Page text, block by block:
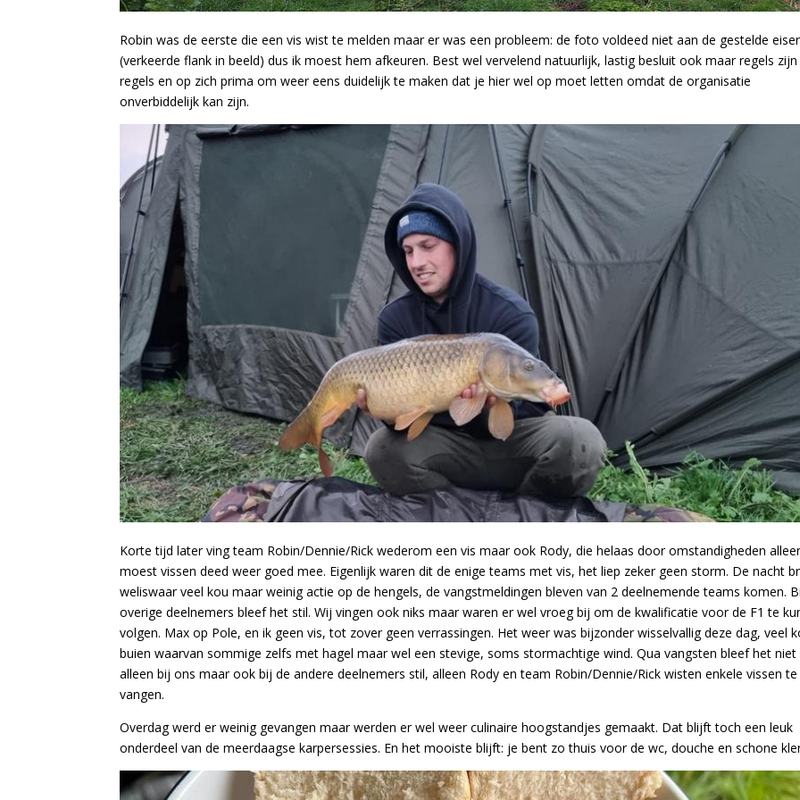
Robin was de eerste die een vis wist te melden maar er was een probleem: de foto voldeed niet aan de gestelde
(verkeerde flank in beeld) dus ik moest hem afkeuren. Best wel vervelend natuurlijk, lastig besluit ook maar regels zijn
regels en op zich prima om weer eens duidelijk te maken dat je hier wel op moet letten omdat de organisatie
onverbiddelijk kan zijn.
Korte tijd later ving team Robin/Dennie/Rick wederom een vis maar ook Rody, die helaas door omstandigheden
moest vissen deed weer goed mee. Eigenlijk waren dit de enige teams met vis, het liep zeker geen storm. De nacht
weliswaar veel kou maar weinig actie op de hengels, de vangstmeldingen bleven van 2 deelnemende teams komen.
overige deelnemers bleef het stil. Wij vingen ook niks maar waren er wel vroeg bij om de kwalificatie voor de F1 te
volgen. Max op Pole, en ik geen vis, tot zover geen verrassingen. Het weer was bijzonder wisselvallig deze dag, veel
buien waarvan sommige zelfs met hagel maar wel een stevige, soms stormachtige wind. Qua vangsten bleef het niet
alleen bij ons maar ook bij de andere deelnemers stil, alleen Rody en team Robin/Dennie/Rick wisten enkele vissen te
vangen.
Overdag werd er weinig gevangen maar werden er wel weer culinaire hoogstandjes gemaakt. Dat blijft toch een leuk
onderdeel van de meerdaagse karpersessies. En het mooiste blijft: je bent zo thuis voor de wc, douche en schone